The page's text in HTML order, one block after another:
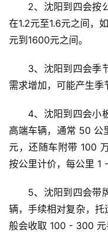
2、沈阳到四会按
在1.2元至1.6元之间，
元到1600元之间。
3、沈阳到四会季
需求增加，可能产生季
4、沈阳到四会小
高端车辆，通常 50
元，还随车附带 100
按公里计价，每公里 1
5、沈阳到四会带
辆，手续相对复杂，
般会收取 100 - 300 元